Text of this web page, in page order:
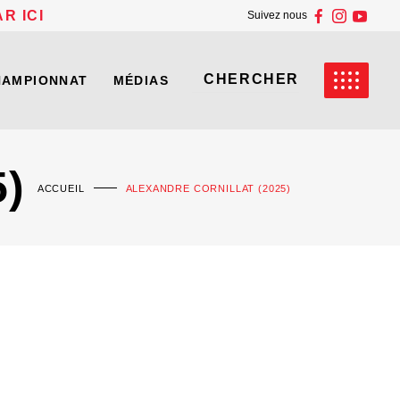
ICI Suivez nous
MÉDIAS
ACCUEIL ALEXANDRE CORNILLAT (2025)